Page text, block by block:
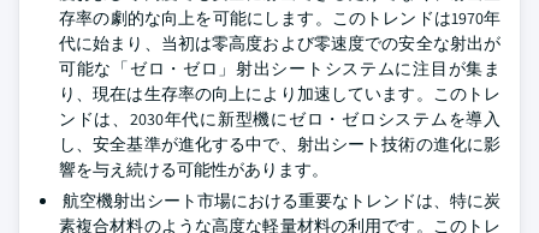
存率の劇的な向上を可能にします。このトレンドは1970年
代に始まり、当初は零高度および零速度での安全な射出が
可能な「ゼロ・ゼロ」射出シートシステムに注目が集ま
り、現在は生存率の向上により加速しています。このトレ
ンドは、2030年代に新型機にゼロ・ゼロシステムを導入
し、安全基準が進化する中で、射出シート技術の進化に影
響を与え続ける可能性があります。
航空機射出シート市場における重要なトレンドは、特に炭
素複合材料のような高度な軽量材料の利用です。このトレ